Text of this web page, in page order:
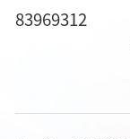
83969312